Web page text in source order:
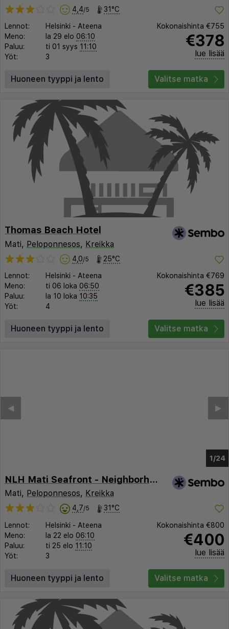
4,4/5 31°C
Lennot: Helsinki - Ateena
Meno:
la 29 elo 06:10
Paluu:
ti 01 syys 11:10
Yöt:
3
Kokonaishinta €755
€378
lue lisää
Huoneen tyyppi ja lento Valitse matka
Thomas Beach Hotel
Mati, Peloponnesos, Kreikka
4,0/5 25°C
Lennot: Helsinki - Ateena
Meno:
ti 06 loka 06:50
Paluu:
la 10 loka 10:35
Yöt:
4
Kokonaishinta €769
€385
lue lisää
Huoneen tyyppi ja lento Valitse matka
1/24
▶︎
◀︎
NLH Mati Seafront - Neighborhood Lifestyle Hotels
Mati, Peloponnesos, Kreikka
4,7/5 31°C
Lennot: Helsinki - Ateena
Meno:
la 22 elo 06:10
Paluu:
ti 25 elo 11:10
Yöt:
3
Kokonaishinta €800
€400
lue lisää
Huoneen tyyppi ja lento Valitse matka